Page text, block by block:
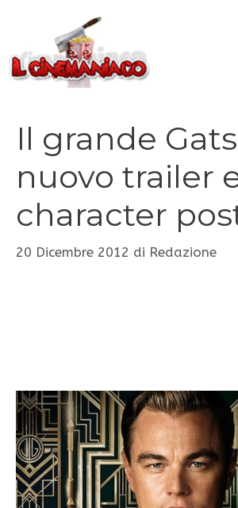
contenuto
Il grande
nuovo trailer
character
20 Dicembre 2012 di Redazione